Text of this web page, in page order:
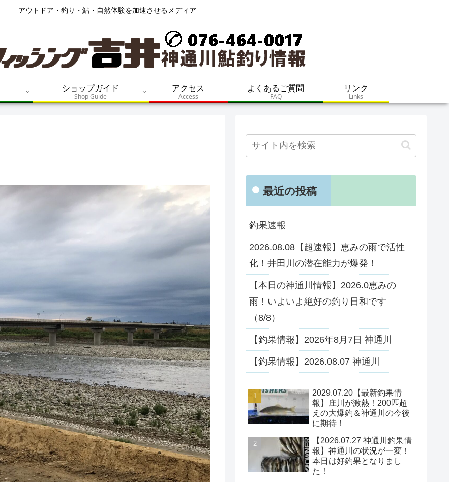
アウトドア・釣り・鮎・自然体験を加速させるメディア
ショップガイド
-Shop Guide-
アクセス
-Access-
よくあるご質問
-FAQ-
リンク
-Links-
最近の投稿
釣果速報
2026.08.08【超速報】恵みの雨で活性
化！井田川の潜在能力が爆発！
【本日の神通川情報】2026.0恵みの
雨！いよいよ絶好の釣り日和です
（8/8）
【釣果情報】2026年8月7日 神通川
【釣果情報】2026.08.07 神通川
2029.07.20【最新釣果情
報】庄川が激熱！200匹超
えの大爆釣＆神通川の今後
に期待！
【2026.07.27 神通川釣果情
報】神通川の状況が一変！
本日は好釣果となりまし
た！